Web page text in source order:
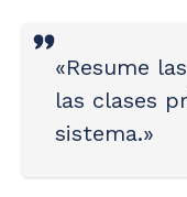
«Resume
las clases
sistema.»